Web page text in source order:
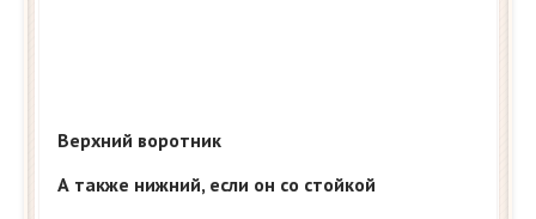
Верхний воротник
А также нижний, если он со стойкой